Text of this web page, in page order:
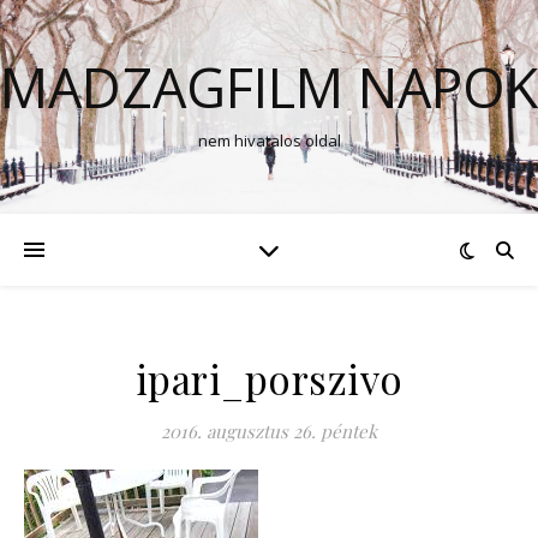
MADZAGFILM NAPOK
nem hivatalos oldal
ipari_porszivo
2016. augusztus 26. péntek